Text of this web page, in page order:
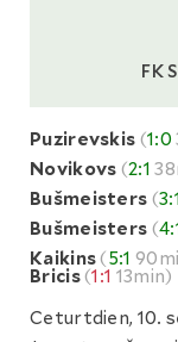
FK
Puzirevskis (1:0
Novikovs (2:1
Bušmeisters (3:1
Bušmeisters (
Kaikins(5:1
Bricis(1:1 13min)
Ceturtdien, 10.